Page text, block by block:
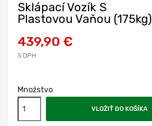
Sklápací Vozík S
Plastovou Vaňou (175kg)
439,90 €
S DPH
Množstvo
VLOŽIŤ DO KOŠÍKA